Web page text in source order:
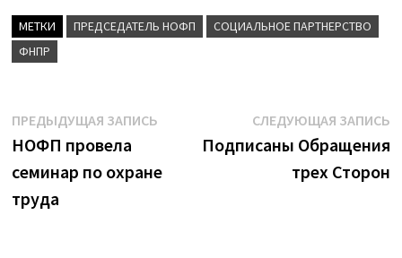
МЕТКИ ПРЕДСЕДАТЕЛЬ НОФП
СОЦИАЛЬНОЕ ПАРТНЕРСТВО
ФНПР
Навигация
по
записям
ПРЕДЫДУЩАЯ ЗАПИСЬ
запись:
НОФП провела
семинар по охране
труда
СЛЕДУЮЩАЯ ЗАПИСЬ
Подписаны Обращения
трех Сторон